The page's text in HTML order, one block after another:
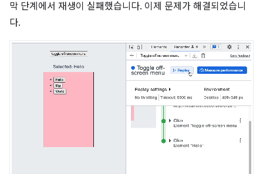
막 단계에서 재생이 실패했습니다. 이제 문제가 해결되었습니
다.